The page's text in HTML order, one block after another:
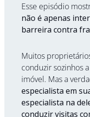
Esse episódio
não é apenas
barreira contra
Muitos
conduzir sozinhos
imóvel. Mas a
especialista em
especialista na
conduzir visitas